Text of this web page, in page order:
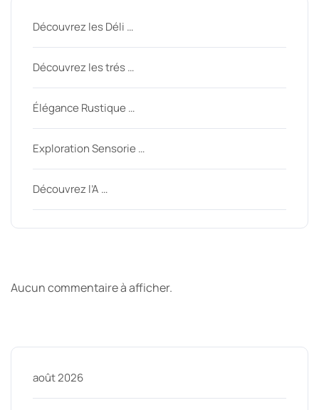
Découvrez les Déli …
Découvrez les trés …
Élégance Rustique …
Exploration Sensorie …
Découvrez l’A …
Aucun commentaire à afficher.
août 2026